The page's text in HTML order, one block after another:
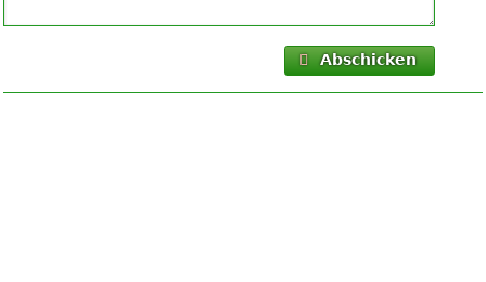
Abschicken